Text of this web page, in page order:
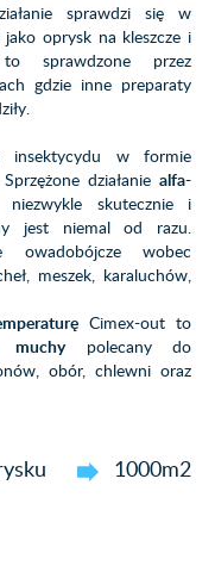
sprawdzi się w
oprysk na kleszcze i
sprawdzone przez
gdzie inne preparaty
insektycydu w formie
działanie alfa-
niezwykle skutecznie i
jest niemal od razu.
owadobójcze wobec
meszek, karaluchów,
Cimex-out to
muchypolecany do
obór, chlewni oraz
1000m2